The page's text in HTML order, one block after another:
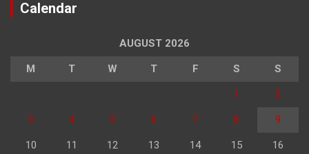
Calendar
AUGUST 2026
M T W T F S S
1 2
3 4 5 6 7 8 9
10 11 12 13 14 15 16